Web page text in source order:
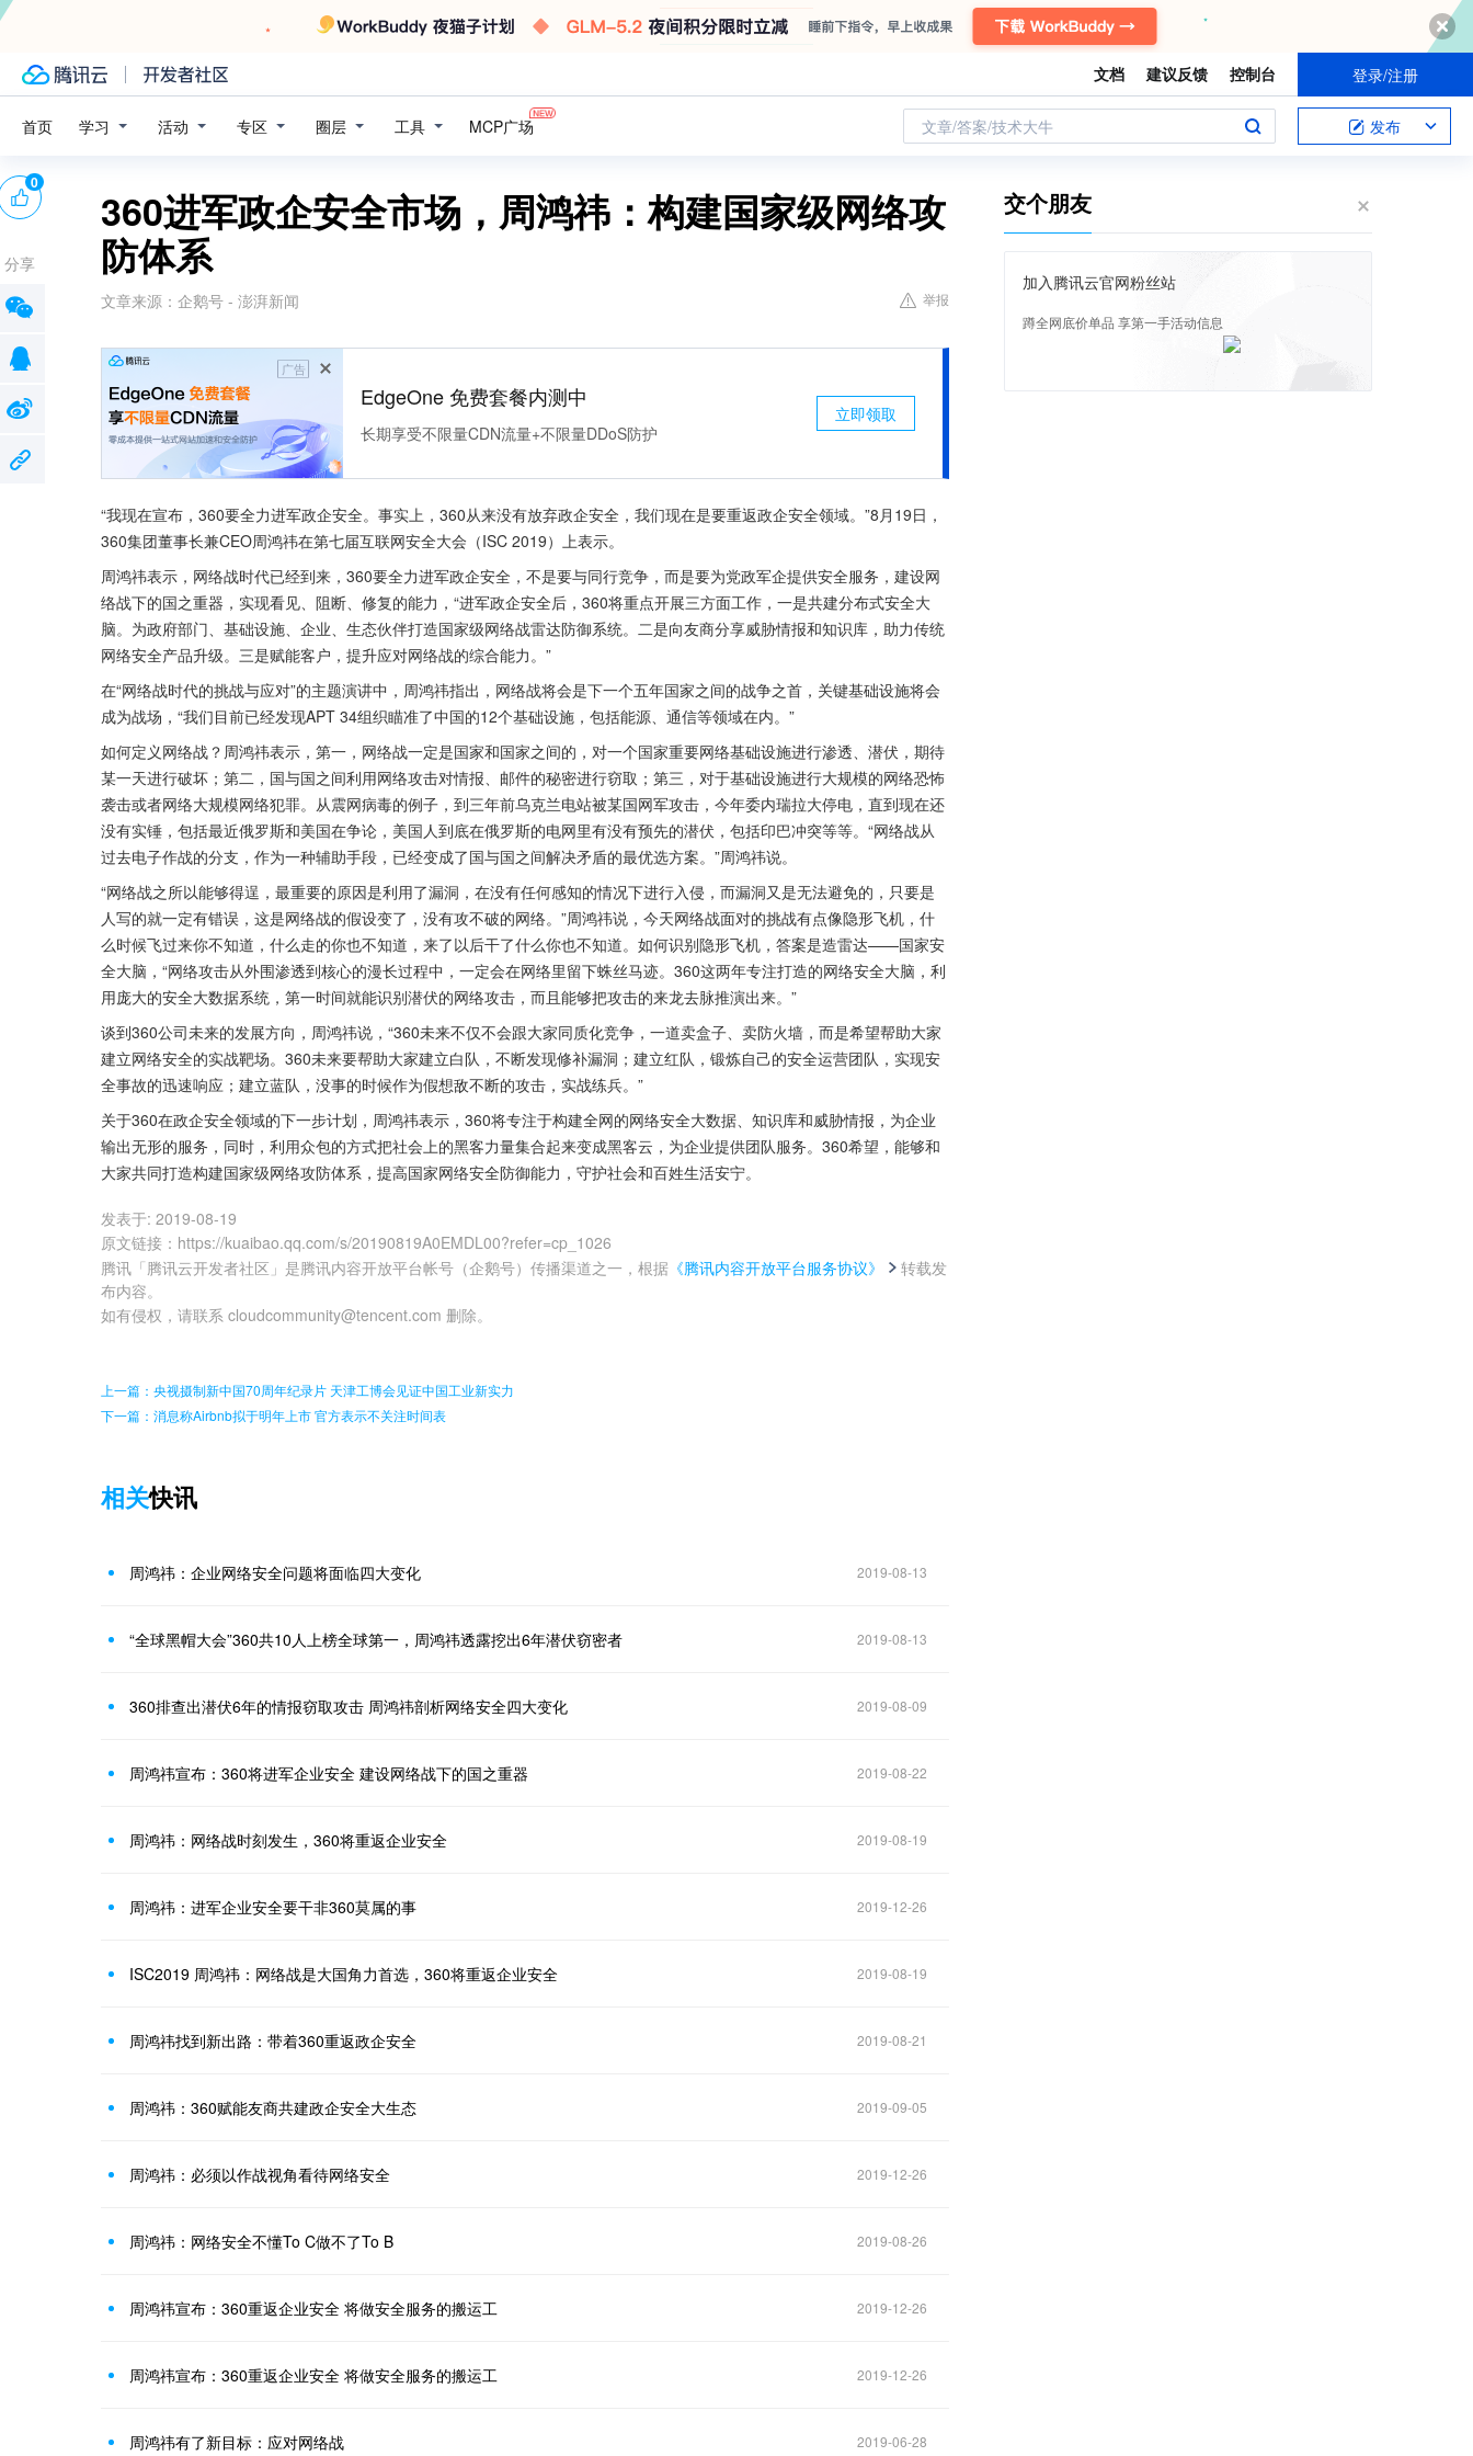
文档 建议反馈 控制台 登录/注册
首页 学习 活动 专区 圈层 工具 MCP广场 文章/答案/技术大牛 发布
360进军政企安全市场，周鸿祎：构建国家级网络攻
防体系
文章来源： 企鹅号 - 澎湃新闻 举报
广告
EdgeOne 免费套餐内测中
长期享受不限量CDN流量+不限量DDoS防护
立即领取
“我现在宣布，360要全力进军政企安全。事实上，360从来没有放弃政企安全，我们现在是要重返政企安全领域。”8月19日，
360集团董事长兼CEO周鸿祎在第七届互联网安全大会（ISC 2019）上表示。
周鸿祎表示，网络战时代已经到来，360要全力进军政企安全，不是要与同行竞争，而是要为党政军企提供安全服务，建设网
络战下的国之重器，实现看见、阻断、修复的能力，“进军政企安全后，360将重点开展三方面工作，一是共建分布式安全大
脑。为政府部门、基础设施、企业、生态伙伴打造国家级网络战雷达防御系统。二是向友商分享威胁情报和知识库，助力传统
网络安全产品升级。三是赋能客户，提升应对网络战的综合能力。”
在“网络战时代的挑战与应对”的主题演讲中，周鸿祎指出，网络战将会是下一个五年国家之间的战争之首，关键基础设施将会
成为战场，“我们目前已经发现APT 34组织瞄准了中国的12个基础设施，包括能源、通信等领域在内。”
如何定义网络战？周鸿祎表示，第一，网络战一定是国家和国家之间的，对一个国家重要网络基础设施进行渗透、潜伏，期待
某一天进行破坏；第二，国与国之间利用网络攻击对情报、邮件的秘密进行窃取；第三，对于基础设施进行大规模的网络恐怖
袭击或者网络大规模网络犯罪。从震网病毒的例子，到三年前乌克兰电站被某国网军攻击，今年委内瑞拉大停电，直到现在还
没有实锤，包括最近俄罗斯和美国在争论，美国人到底在俄罗斯的电网里有没有预先的潜伏，包括印巴冲突等等。“网络战从
过去电子作战的分支，作为一种辅助手段，已经变成了国与国之间解决矛盾的最优选方案。”周鸿祎说。
“网络战之所以能够得逞，最重要的原因是利用了漏洞，在没有任何感知的情况下进行入侵，而漏洞又是无法避免的，只要是
人写的就一定有错误，这是网络战的假设变了，没有攻不破的网络。”周鸿祎说，今天网络战面对的挑战有点像隐形飞机，什
么时候飞过来你不知道，什么走的你也不知道，来了以后干了什么你也不知道。如何识别隐形飞机，答案是造雷达——国家安
全大脑，“网络攻击从外围渗透到核心的漫长过程中，一定会在网络里留下蛛丝马迹。360这两年专注打造的网络安全大脑，利
用庞大的安全大数据系统，第一时间就能识别潜伏的网络攻击，而且能够把攻击的来龙去脉推演出来。”
谈到360公司未来的发展方向，周鸿祎说，“360未来不仅不会跟大家同质化竞争，一道卖盒子、卖防火墙，而是希望帮助大家
建立网络安全的实战靶场。360未来要帮助大家建立白队，不断发现修补漏洞；建立红队，锻炼自己的安全运营团队，实现安
全事故的迅速响应；建立蓝队，没事的时候作为假想敌不断的攻击，实战练兵。”
关于360在政企安全领域的下一步计划，周鸿祎表示，360将专注于构建全网的网络安全大数据、知识库和威胁情报，为企业
输出无形的服务，同时，利用众包的方式把社会上的黑客力量集合起来变成黑客云，为企业提供团队服务。360希望，能够和
大家共同打造构建国家级网络攻防体系，提高国家网络安全防御能力，守护社会和百姓生活安宁。
发表于: 2019-08-19
原文链接 ： https://kuaibao.qq.com/s/20190819A0EMDL00?refer=cp_1026
腾讯「腾讯云开发者社区」是腾讯内容开放平台帐号（企鹅号）传播渠道之一，根据 《腾讯内容开放平台服务协议》
转载发
布内容。
如有侵权，请联系 cloudcommunity@tencent.com 删除。
0
分享
上一篇：央视摄制新中国70周年纪录片 天津工博会见证中国工业新实力
下一篇：消息称Airbnb拟于明年上市 官方表示不关注时间表
相关快讯
周鸿祎：企业网络安全问题将面临四大变化 2019-08-13
“全球黑帽大会”360共10人上榜全球第一，周鸿祎透露挖出6年潜伏窃密者 2019-08-13
360排查出潜伏6年的情报窃取攻击 周鸿祎剖析网络安全四大变化 2019-08-09
周鸿祎宣布：360将进军企业安全 建设网络战下的国之重器 2019-08-22
周鸿祎：网络战时刻发生，360将重返企业安全 2019-08-19
周鸿祎：进军企业安全要干非360莫属的事 2019-12-26
ISC2019 周鸿祎：网络战是大国角力首选，360将重返企业安全 2019-08-19
周鸿祎找到新出路：带着360重返政企安全 2019-08-21
周鸿祎：360赋能友商共建政企安全大生态 2019-09-05
周鸿祎：必须以作战视角看待网络安全 2019-12-26
周鸿祎：网络安全不懂To C做不了To B 2019-08-26
周鸿祎宣布：360重返企业安全 将做安全服务的搬运工 2019-12-26
周鸿祎宣布：360重返企业安全 将做安全服务的搬运工 2019-12-26
周鸿祎有了新目标：应对网络战 2019-06-28
交个朋友
加入腾讯云官网粉丝站
蹲全网底价单品 享第一手活动信息